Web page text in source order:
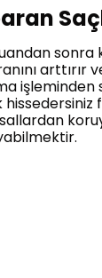
sonra
arttırır
işleminden
hissedersiniz